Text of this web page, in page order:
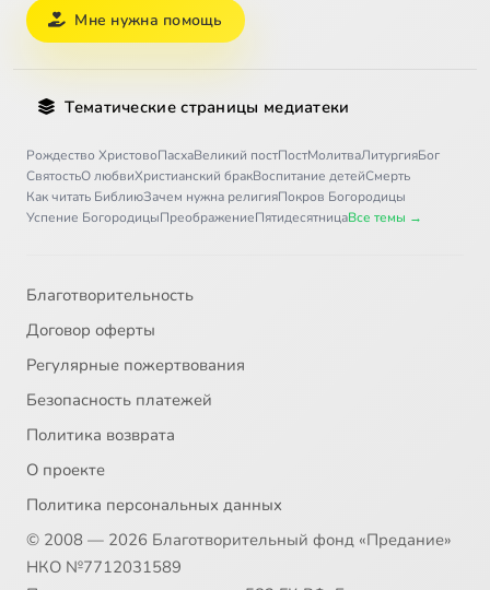
Мне нужна помощь
Тематические страницы медиатеки
Рождество ХристовоПасхаВеликий постПостМолитваЛитургияБог
СвятостьО любвиХристианский бракВоспитание детейСмерть
Как читать БиблиюЗачем нужна религияПокров Богородицы
Успение БогородицыПреображениеПятидесятницаВсе темы →
Благотворительность
Договор оферты
Регулярные пожертвования
Безопасность платежей
Политика возврата
О проекте
Политика персональных данных
© 2008 — 2026 Благотворительный фонд «Предание»
НКО №7712031589